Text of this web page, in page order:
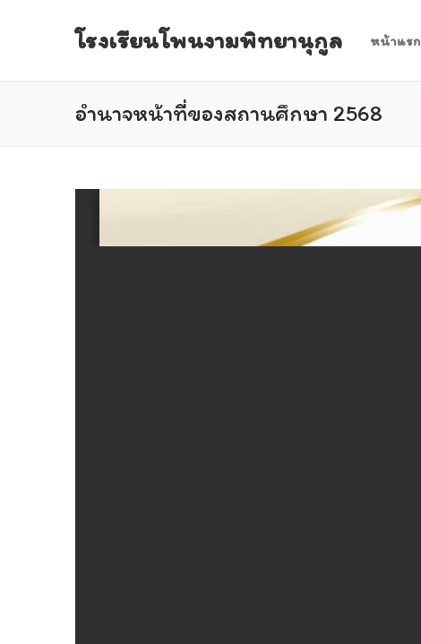
โรงเรียนโพนงามพิทยานุกูล หน้าแรก
อำนาจหน้าที่ของสถานศึกษา 2568